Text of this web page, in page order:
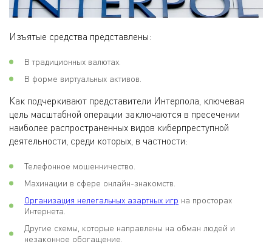
Изъятые средства представлены:
В традиционных валютах.
В форме виртуальных активов.
Как подчеркивают представители Интерпола, ключевая
цель масштабной операции заключаются в пресечении
наиболее распространенных видов киберпреступной
деятельности, среди которых, в частности:
Телефонное мошенничество.
Махинации в сфере онлайн-знакомств.
Организация нелегальных азартных игр на просторах
Интернета.
Другие схемы, которые направлены на обман людей и
незаконное обогащение.